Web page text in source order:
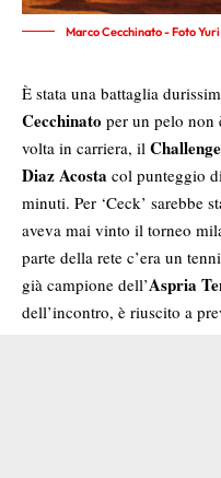
Marco Cecchinato - Foto
È stata una battaglia
Cecchinato per un pelo non
volta in carriera, il
Diaz Acosta col punteggio
minuti. Per ‘Ceck’ sarebbe
aveva mai vinto il torneo
parte della rete c’era un
già campione dell’Aspria
dell’incontro, è riuscito a